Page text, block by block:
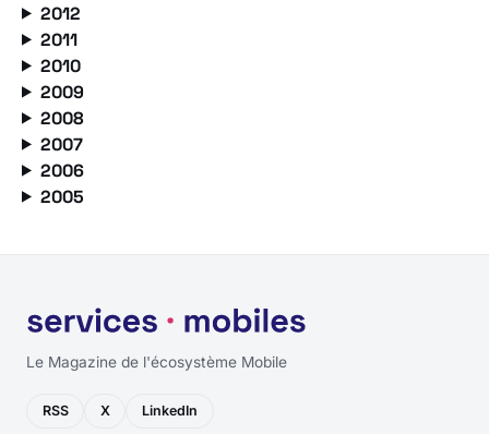
2012
2011
2010
2009
2008
2007
2006
2005
Le Magazine de l'écosystème Mobile
RSS X LinkedIn